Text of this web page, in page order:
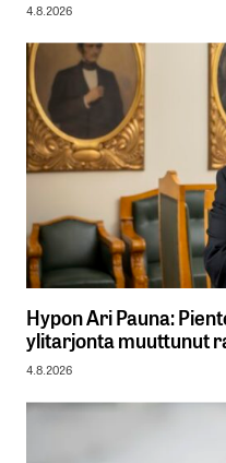
4.8.2026
Hypon Ari Pauna:
ylitarjonta muuttunut
4.8.2026